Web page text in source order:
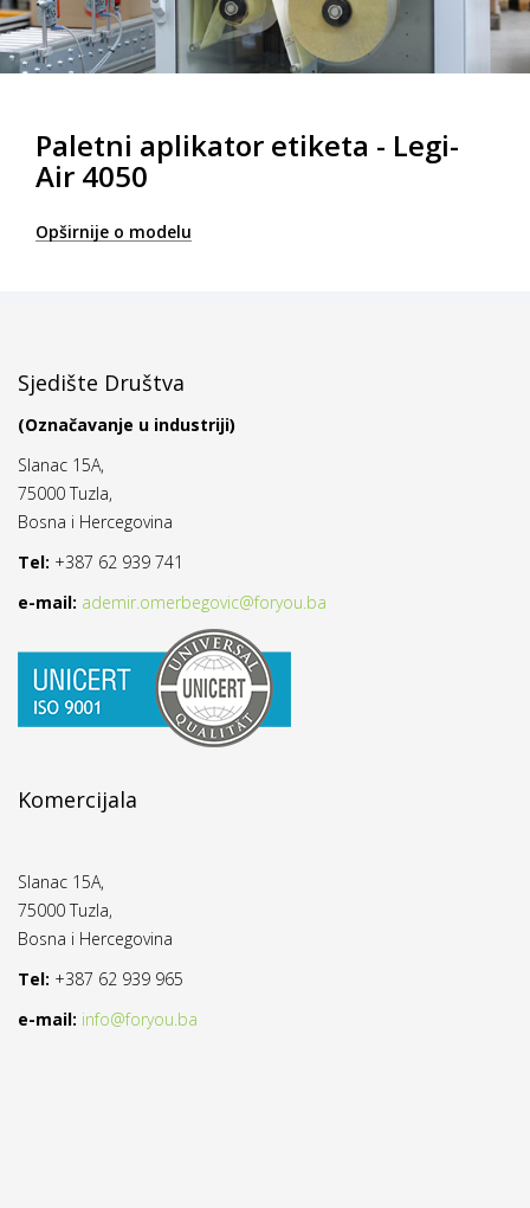
Paletni aplikator etiketa - Legi-
Air 4050
Opširnije o modelu
Sjedište Društva
(Označavanje u industriji)
Slanac 15A,
75000 Tuzla,
Bosna i Hercegovina
Tel: +387 62 939 741
e-mail: ademir.omerbegovic@foryou.ba
Komercijala
Slanac 15A,
75000 Tuzla,
Bosna i Hercegovina
Tel: +387 62 939 965
e-mail: info@foryou.ba